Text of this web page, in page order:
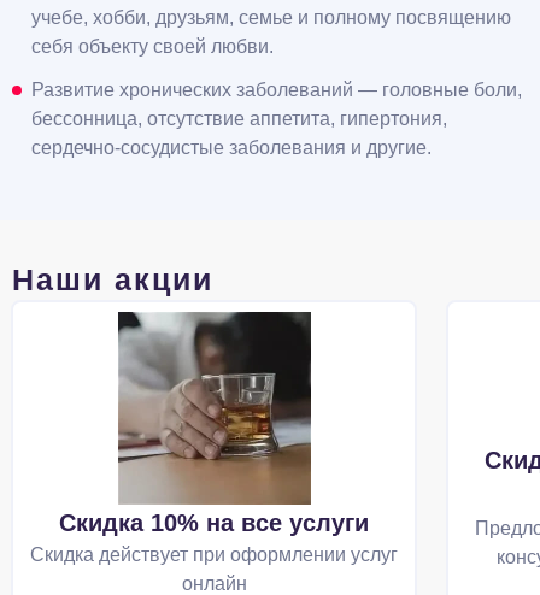
учебе, хобби, друзьям, семье и полному посвящению
себя объекту своей любви.
Развитие хронических заболеваний — головные боли,
бессонница, отсутствие аппетита, гипертония,
сердечно-сосудистые заболевания и другие.
Наши акции
Скидка 10% на все услуги
Скидка действует при оформлении услуг
онлайн